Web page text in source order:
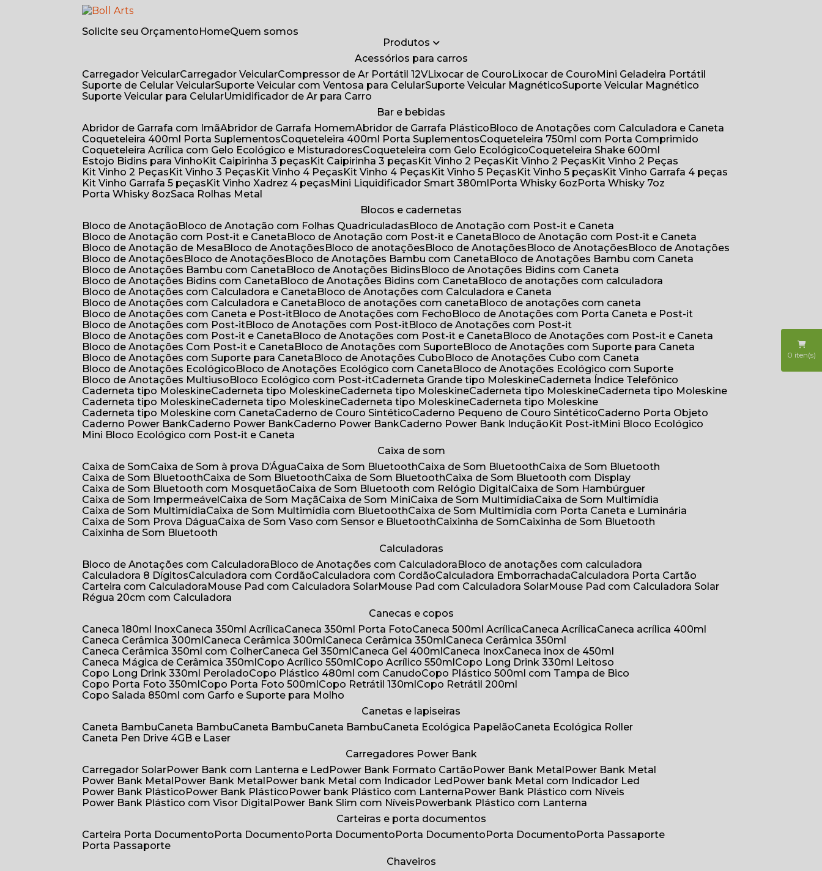
Solicite seu Orçamento Home
Quem somos
Produtos
Acessórios para carros
Carregador Veicular
Carregador Veicular Compressor de Ar Portátil 12V Lixocar de Couro Lixocar de Couro
Mini Geladeira Portátil
Suporte de Celular Veicular Suporte Veicular com Ventosa para Celular Suporte Veicular Magnético
Suporte Veicular Magnético
Suporte Veicular para Celular
Umidificador de Ar para Carro
Bar e bebidas
Abridor de Garrafa com Imã
Abridor de Garrafa Homem Abridor de Garrafa Plástico
Bloco de Anotações com Calculadora e Caneta
Coqueteleira 400ml Porta Suplementos
Coqueteleira 400ml Porta Suplementos
Coqueteleira 750ml com Porta Comprimido
Coqueteleira Acrílica com Gelo Ecológico e Misturadores
Coqueteleira com Gelo Ecológico
Coqueteleira Shake 600ml
Estojo Bidins para Vinho
Kit Caipirinha 3 peças Kit Caipirinha 3 peças Kit Vinho 2 Peças Kit Vinho 2 Peças
Kit Vinho 2 Peças
Kit Vinho 2 Peças
Kit Vinho 3 Peças Kit Vinho 4 Peças Kit Vinho 4 Peças Kit Vinho 5 Peças Kit Vinho 5 peças
Kit Vinho Garrafa 4 peças
Kit Vinho Garrafa 5 peças
Kit Vinho Xadrez 4 peças Mini Liquidificador Smart 380ml Porta Whisky 6oz
Porta Whisky 7oz
Porta Whisky 8oz
Saca Rolhas Metal
Blocos e cadernetas
Bloco de Anotação
Bloco de Anotação com Folhas Quadriculadas
Bloco de Anotação com Post-it e Caneta
Bloco de Anotação com Post-it e Caneta
Bloco de Anotação com Post-it e Caneta
Bloco de Anotação com Post-it e Caneta
Bloco de Anotação de Mesa
Bloco de Anotações Bloco de anotações Bloco de Anotações Bloco de Anotações
Bloco de Anotações
Bloco de Anotações
Bloco de Anotações Bloco de Anotações Bambu com Caneta
Bloco de Anotações Bambu com Caneta
Bloco de Anotações Bambu com Caneta
Bloco de Anotações Bidins
Bloco de Anotações Bidins com Caneta
Bloco de Anotações Bidins com Caneta
Bloco de Anotações Bidins com Caneta
Bloco de anotações com calculadora
Bloco de Anotações com Calculadora e Caneta
Bloco de Anotações com Calculadora e Caneta
Bloco de Anotações com Calculadora e Caneta
Bloco de anotações com caneta
Bloco de anotações com caneta
Bloco de Anotações com Caneta e Post-it
Bloco de Anotações com Fecho
Bloco de Anotações com Porta Caneta e Post-it
Bloco de Anotações com Post-it
Bloco de Anotações com Post-it
Bloco de Anotações com Post-it
Bloco de Anotações com Post-it e Caneta
Bloco de Anotações com Post-it e Caneta
Bloco de Anotações com Post-it e Caneta
Bloco de Anotações Com Post-it e Caneta
Bloco de Anotações com Suporte
Bloco de Anotações com Suporte para Caneta
Bloco de Anotações com Suporte para Caneta
Bloco de Anotações Cubo
Bloco de Anotações Cubo com Caneta
Bloco de Anotações Ecológico
Bloco de Anotações Ecológico com Caneta
Bloco de Anotações Ecológico com Suporte
Bloco de Anotações Multiuso
Bloco Ecológico com Post-it Caderneta Grande tipo Moleskine
Caderneta Índice Telefônico
Caderneta tipo Moleskine
Caderneta tipo Moleskine Caderneta tipo Moleskine Caderneta tipo Moleskine
Caderneta tipo Moleskine
Caderneta tipo Moleskine
Caderneta tipo Moleskine Caderneta tipo Moleskine
Caderneta tipo Moleskine
Caderneta tipo Moleskine com Caneta
Caderno de Couro Sintético Caderno Pequeno de Couro Sintético
Caderno Porta Objeto
Caderno Power Bank
Caderno Power Bank Caderno Power Bank Caderno Power Bank Indução Kit Post-it
Mini Bloco Ecológico
Mini Bloco Ecológico com Post-it e Caneta
Caixa de som
Caixa de Som
Caixa de Som à prova D’Água Caixa de Som Bluetooth Caixa de Som Bluetooth
Caixa de Som Bluetooth
Caixa de Som Bluetooth
Caixa de Som Bluetooth Caixa de Som Bluetooth
Caixa de Som Bluetooth com Display
Caixa de Som Bluetooth com Mosquetão
Caixa de Som Bluetooth com Relógio Digital
Caixa de Som Hambúrguer
Caixa de Som Impermeável
Caixa de Som Maçã Caixa de Som Mini Caixa de Som Multimídia
Caixa de Som Multimídia
Caixa de Som Multimídia
Caixa de Som Multimídia com Bluetooth
Caixa de Som Multimídia com Porta Caneta e Luminária
Caixa de Som Prova Dágua
Caixa de Som Vaso com Sensor e Bluetooth Caixinha de Som
Caixinha de Som Bluetooth
Caixinha de Som Bluetooth
Calculadoras
Bloco de Anotações com Calculadora
Bloco de Anotações com Calculadora
Bloco de anotações com calculadora
Calculadora 8 Dígitos
Calculadora com Cordão Calculadora com Cordão Calculadora Emborrachada
Calculadora Porta Cartão
Carteira com Calculadora
Mouse Pad com Calculadora Solar Mouse Pad com Calculadora Solar
Mouse Pad com Calculadora Solar
Régua 20cm com Calculadora
Canecas e copos
Caneca 180ml Inox
Caneca 350ml Acrílica Caneca 350ml Porta Foto Caneca 500ml Acrílica Caneca Acrílica
Caneca acrílica 400ml
Caneca Cerâmica 300ml
Caneca Cerâmica 300ml Caneca Cerâmica 350ml
Caneca Cerâmica 350ml
Caneca Cerâmica 350ml com Colher
Caneca Gel 350ml Caneca Gel 400ml Caneca Inox
Caneca inox de 450ml
Caneca Mágica de Cerâmica 350ml
Copo Acrílico 550ml Copo Acrílico 550ml
Copo Long Drink 330ml Leitoso
Copo Long Drink 330ml Perolado
Copo Plástico 480ml com Canudo
Copo Plástico 500ml com Tampa de Bico
Copo Porta Foto 350ml
Copo Porta Foto 500ml Copo Retrátil 130ml
Copo Retrátil 200ml
Copo Salada 850ml com Garfo e Suporte para Molho
Canetas e lapiseiras
Caneta Bambu
Caneta Bambu Caneta Bambu Caneta Bambu Caneta Ecológica Papelão
Caneta Ecológica Roller
Caneta Pen Drive 4GB e Laser
Carregadores Power Bank
Carregador Solar
Power Bank com Lanterna e Led Power Bank Formato Cartão Power Bank Metal
Power Bank Metal
Power Bank Metal
Power Bank Metal Power bank Metal com Indicador Led
Power bank Metal com Indicador Led
Power Bank Plástico
Power Bank Plástico Power bank Plástico com Lanterna
Power Bank Plástico com Níveis
Power Bank Plástico com Visor Digital
Power Bank Slim com Níveis
Powerbank Plástico com Lanterna
Carteiras e porta documentos
Carteira Porta Documento
Porta Documento Porta Documento Porta Documento Porta Documento
Porta Passaporte
Porta Passaporte
Chaveiros
0 iten(s)